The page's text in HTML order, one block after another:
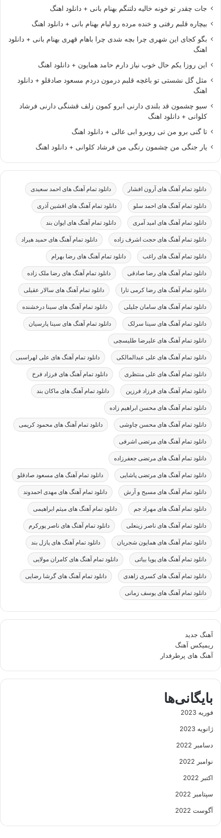
جات چقدر تو خونه خالیه دلتنگم بهنام بانی + دانلود اهنگ
بیچاره قلبم رفتی و خنده مرده رو لبام بهنام بانی + دانلود اهنگ
بگو کجای این شهری چرا بچه شدی چرا باهام قهری بهنام بانی + دانلود
اهنگ
این روزا یکم حال خوب نیاز دارم حامد همایون + دانلود اهنگ
مثل گل نشستی تو باغچه قلبم درمون دردم مسعود صادقلو + دانلود
اهنگ
سیو چشمون قد بلندی دارنی ابرو کمون زلف قشنگی دارنی فرشاد
کلوانی + دانلود اهنگ
تا گنی برو من تی روبرو ابی عالی + دانلود اهنگ
یار جنگی من چشمون رنگی من فرشاد کلوانی + دانلود اهنگ
دانلود تمام آهنگ های آرون افشار دانلود تمام آهنگ های احمد سعیدی
دانلود تمام آهنگ های احمد سلو دانلود تمام آهنگ های افشین آذری
دانلود تمام آهنگ های امید آمری دانلود تمام آهنگ های ایوان بند
دانلود تمام آهنگ های حجت اشرف زاده دانلود تمام آهنگ های حمید هیراد
دانلود تمام آهنگ های راغب دانلود تمام آهنگ های رضا بهرام
دانلود تمام آهنگ های رضا صادقی دانلود تمام آهنگ های رضا ملک زاده
دانلود تمام آهنگ های رضا کرمی تارا دانلود تمام آهنگ های سالار عقیلی
دانلود تمام آهنگ های سامان جلیلی دانلود تمام آهنگ های سینا درخشنده
دانلود تمام آهنگ های سینا سرلک دانلود تمام آهنگ های سینا پارسیان
دانلود تمام آهنگ های علیرضا طلیسچی
دانلود تمام آهنگ های علی عبدالمالکی دانلود تمام آهنگ های علی لهراسبی
دانلود تمام آهنگ های علی منتظری دانلود تمام آهنگ های فرزاد فرخ
دانلود تمام آهنگ های فرزاد فرزین دانلود تمام آهنگ های ماکان بند
دانلود تمام آهنگ های محسن ابراهیم زاده
دانلود تمام آهنگ های محسن چاوشی دانلود تمام آهنگ های محمود کریمی
دانلود تمام آهنگ های مرتضی اشرفی
دانلود تمام آهنگ های مرتضی جعفرزاده
دانلود تمام آهنگ های مرتضی پاشایی دانلود تمام آهنگ های مسعود صادقلو
دانلود تمام آهنگ های مسیح و آرش دانلود تمام آهنگ های مهدی احمدوند
دانلود تمام آهنگ های مهراد جم دانلود تمام آهنگ های میثم ابراهیمی
دانلود تمام آهنگ های ناصر زینعلی دانلود تمام آهنگ های ناصر پورکرم
دانلود تمام آهنگ های همایون شجریان دانلود تمام آهنگ های پازل بند
دانلود تمام آهنگ های پویا بیاتی دانلود تمام آهنگ های کامران مولایی
دانلود تمام آهنگ های کسری زاهدی دانلود تمام آهنگ های گرشا رضایی
دانلود تمام آهنگ های یوسف زمانی
آهنگ جدید
ریمیکس آهنگ
آهنگ های پرطرفدار
بایگانی‌ها
فوریه 2023
ژانویه 2023
دسامبر 2022
نوامبر 2022
اکتبر 2022
سپتامبر 2022
آگوست 2022